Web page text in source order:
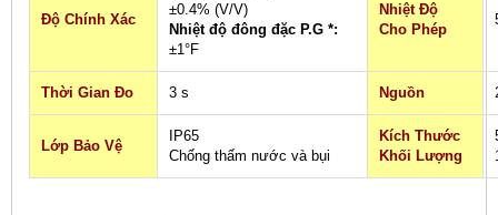
Độ Chính Xác
±0.4% (V/V)
Nhiệt độ đông đặc P.G *:
±1°F
Nhiệt Độ
Cho Phép
Thời Gian Đo 3 s Nguồn
Lớp Bảo Vệ
IP65
Chống thấm nước và bụi
Kích Thước
Khối Lượng